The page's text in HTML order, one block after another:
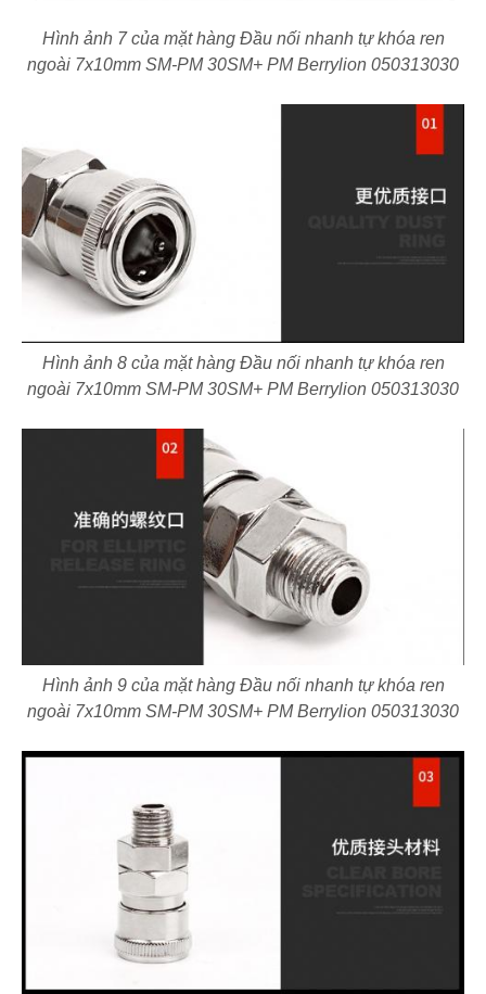
Hình ảnh 7 của mặt hàng Đầu nối nhanh tự khóa ren
ngoài 7x10mm SM-PM 30SM+ PM Berrylion 050313030
Hình ảnh 8 của mặt hàng Đầu nối nhanh tự khóa ren
ngoài 7x10mm SM-PM 30SM+ PM Berrylion 050313030
Hình ảnh 9 của mặt hàng Đầu nối nhanh tự khóa ren
ngoài 7x10mm SM-PM 30SM+ PM Berrylion 050313030